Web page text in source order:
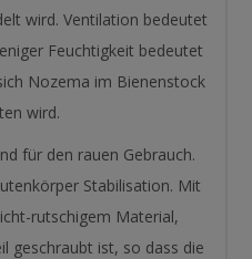
wird. Ventilation bedeutet
Feuchtigkeit bedeutet
Nozema im Bienenstock
wird.
für den rauen Gebrauch.
Stabilisation. Mit
rutschigem Material,
geschraubt ist, so dass die